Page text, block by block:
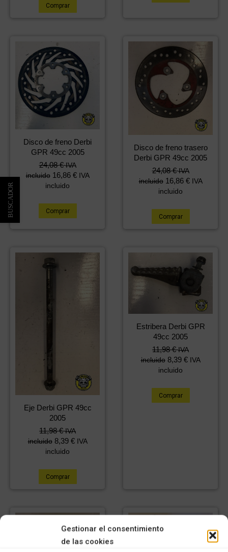
Gestionar el consentimiento
de las cookies
Comprar
Disco de freno Derbi
GPR 49cc 2005
24,08€ IVA
incluido 16,86 € IVA
incluido
Comprar
Disco de freno trasero
Derbi GPR 49cc 2005
24,08€ IVA
incluido 16,86 € IVA
incluido
Comprar
Eje Derbi GPR 49cc
2005
11,98€ IVA
incluido 8,39 € IVA
incluido
Comprar
Estribera Derbi GPR
49cc 2005
11,98€ IVA
incluido 8,39 € IVA
incluido
Comprar